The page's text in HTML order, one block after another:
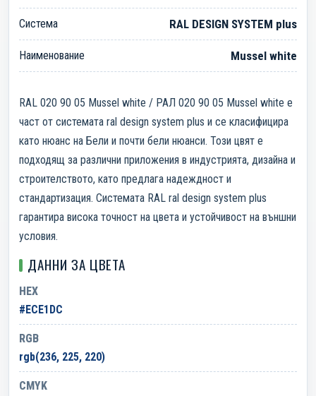
Система RAL DESIGN SYSTEM plus
Наименование Mussel white
RAL 020 90 05 Mussel white / РАЛ 020 90 05 Mussel white е
част от системата ral design system plus и се класифицира
като нюанс на Бели и почти бели нюанси. Този цвят е
подходящ за различни приложения в индустрията, дизайна и
строителството, като предлага надеждност и
стандартизация. Системата RAL ral design system plus
гарантира висока точност на цвета и устойчивост на външни
условия.
ДАННИ ЗА ЦВЕТА
HEX
#ECE1DC
RGB
rgb(236, 225, 220)
CMYK